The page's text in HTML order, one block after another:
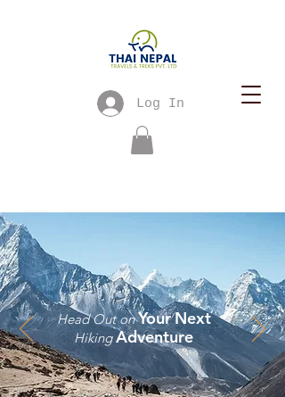
Log In
Head Out on YourNext
Hiking Adventure